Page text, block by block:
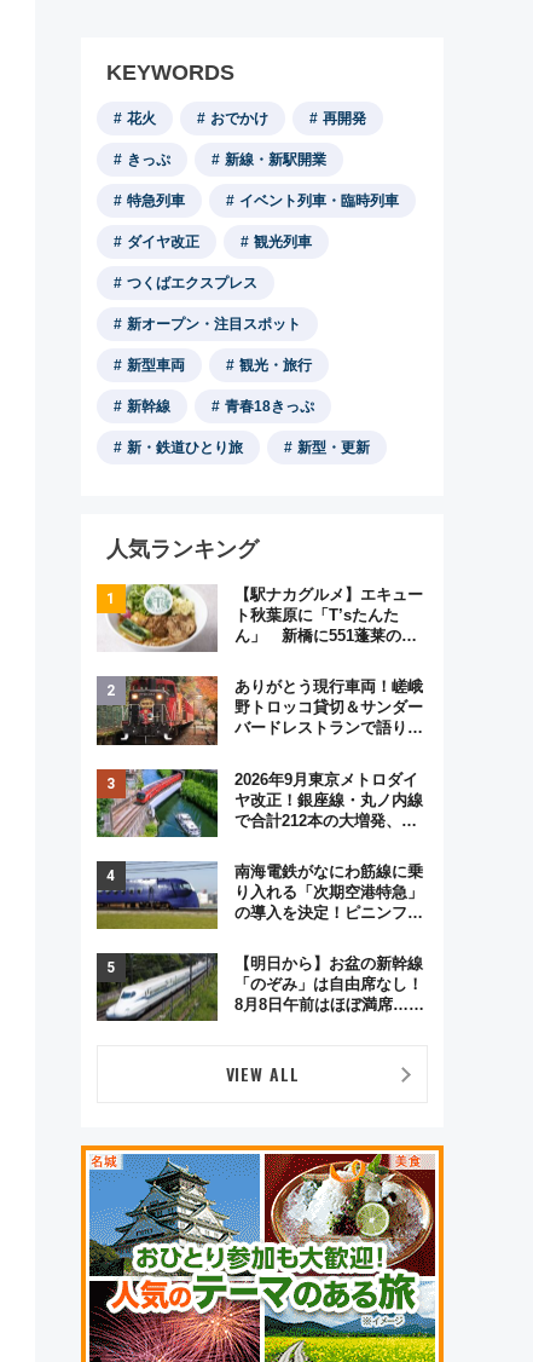
KEYWORDS
花火 おでかけ 再開発
きっぷ 新線・新駅開業
特急列車 イベント列車・臨時列車
ダイヤ改正 観光列車
つくばエクスプレス
新オープン・注目スポット
新型車両 観光・旅行
新幹線 青春18きっぷ
新・鉄道ひとり旅 新型・更新
人気ランキング
【駅ナカグルメ】エキュー
ト秋葉原に「T’sたんた
ん」 新橋に551蓬莱の
オムライス専門店「肉とた
まご」新グルメ続々登場！
【2026年8月】
ありがとう現行車両！嵯峨
野トロッコ貸切＆サンダー
バードレストランで語り合
原トシヒロと行く！9月13
日「京都の鉄道満喫ツア
ー」開催
2026年9月東京メトロダイ
ヤ改正！銀座線・丸ノ内線
で合計212本の大増発、混
南海電鉄がなにわ筋線に乗
り入れる「次期空港特急」
の導入を決定！ピニンファ
デザイン
【明日から】お盆の新幹線
「のぞみ」は自由席なし！
8月8日午前はほぼ満席…で
「空席」探しのコツ
VIEW ALL